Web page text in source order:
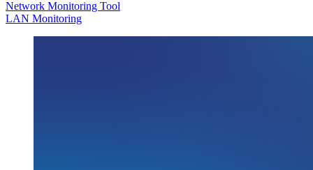
Network Monitoring Tool
LAN Monitoring